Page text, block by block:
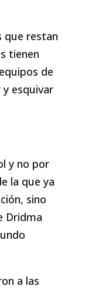
que restan
tienen
de
esquivar
y no por
la que ya
sino
Dridma
a las